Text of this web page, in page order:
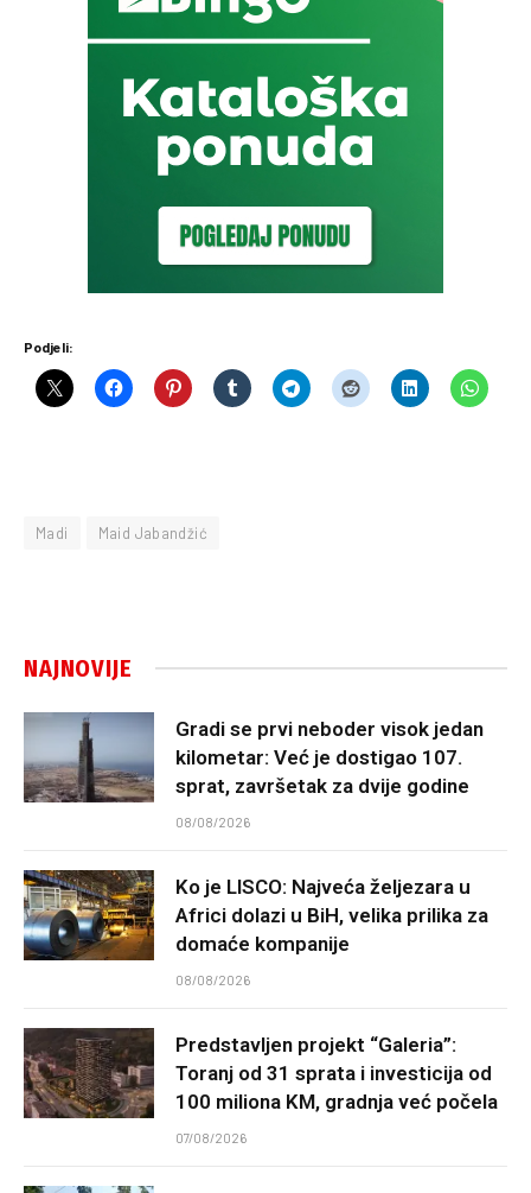
Podjeli:
Madi Maid Jabandžić
NAJNOVIJE
Gradi se prvi neboder visok jedan
kilometar: Već je dostigao 107.
sprat, završetak za dvije godine
08/08/2026
Ko je LISCO: Najveća željezara u
Africi dolazi u BiH, velika prilika za
domaće kompanije
08/08/2026
Predstavljen projekt “Galeria”:
Toranj od 31 sprata i investicija od
100 miliona KM, gradnja već počela
07/08/2026